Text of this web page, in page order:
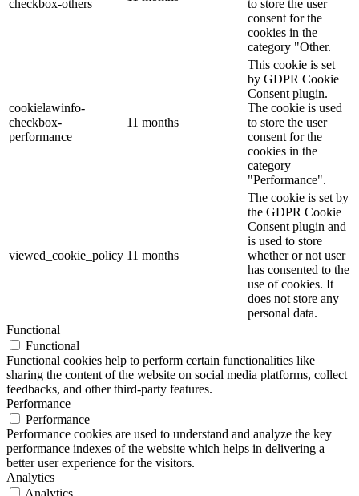
checkbox-others
to store the user
consent for the
cookies in the
category "Other.
cookielawinfo-
checkbox-
performance
11 months
This cookie is set
by GDPR Cookie
Consent plugin.
The cookie is used
to store the user
consent for the
cookies in the
category
"Performance".
viewed_cookie_policy 11 months
The cookie is set by
the GDPR Cookie
Consent plugin and
is used to store
whether or not user
has consented to the
use of cookies. It
does not store any
personal data.
Functional
Functional
Functional cookies help to perform certain functionalities like
sharing the content of the website on social media platforms, collect
feedbacks, and other third-party features.
Performance
Performance
Performance cookies are used to understand and analyze the key
performance indexes of the website which helps in delivering a
better user experience for the visitors.
Analytics
Analytics